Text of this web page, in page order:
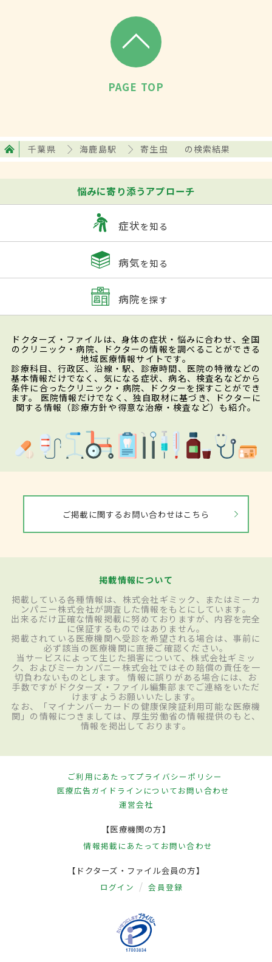
PAGE TOP
千葉県 海鹿島駅 寄生虫 の検索結果
悩みに寄り添うアプローチ
症状を知る
病気を知る
病院を探す
ドクターズ・ファイルは、身体の症状・悩みに合わせ、全国
のクリニック・病院、ドクターの情報を調べることができる
地域医療情報サイトです。
診療科目、行政区、沿線・駅、診療時間、医院の特徴などの
基本情報だけでなく、気になる症状、病名、検査名などから
条件に合ったクリニック・病院、ドクターを探すことができ
ます。 医院情報だけでなく、独自取材に基づき、ドクターに
関する情報（診療方針や得意な治療・検査など）も紹介。
ご掲載に関するお問い合わせはこちら
掲載情報について
掲載している各種情報は、株式会社ギミック、またはミーカ
ンパニー株式会社が調査した情報をもとにしています。
出来るだけ正確な情報掲載に努めておりますが、内容を完全
に保証するものではありません。
掲載されている医療機関へ受診を希望される場合は、事前に
必ず該当の医療機関に直接ご確認ください。
当サービスによって生じた損害について、株式会社ギミッ
ク、およびミーカンパニー株式会社ではその賠償の責任を一
切負わないものとします。 情報に誤りがある場合には、お
手数ですがドクターズ・ファイル編集部までご連絡をいただ
けますようお願いいたします。
なお、「マイナンバーカードの健康保険証利用可能な医療機
関」の情報につきましては、厚生労働省の情報提供のもと、
情報を掲出しております。
ご利用にあたってプライバシーポリシー
医療広告ガイドラインについてお問い合わせ
運営会社
【医療機関の方】
情報掲載にあたって お問い合わせ
【ドクターズ・ファイル会員の方】
ログイン 会員登録